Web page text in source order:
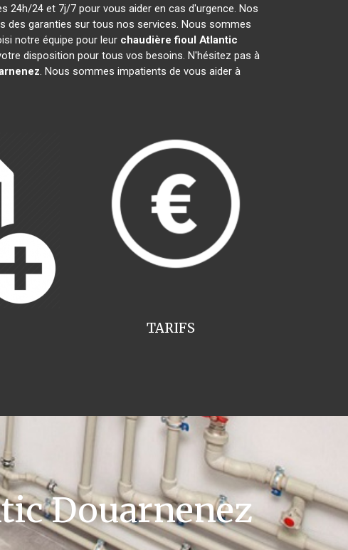
24h/24 et 7j/7 pour vous aider en cas d'urgence. Nos
des garanties sur tous nos services. Nous sommes
notre équipe pour leur chaudière fioul Atlantic
disposition pour tous vos besoins. N'hésitez pas à
. Nous sommes impatients de vous aider à
TARIFS
Douarnenez